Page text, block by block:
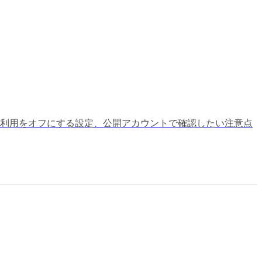
用をオフにする設定、公開アカウントで確認したい注意点